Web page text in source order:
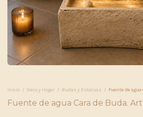
Inicio / Deco y Hogar / Budas y Estatuas / Fuente de agua
Fuente de agua Cara de Buda.